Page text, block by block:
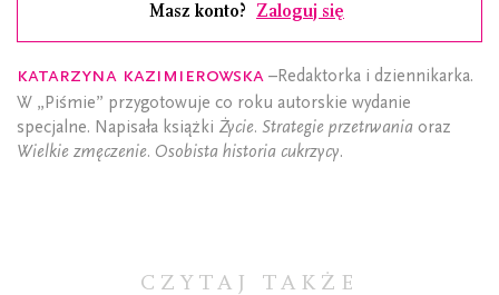
Masz konto? Zaloguj się
Katarzyna Kazimierowska –Redaktorka i dziennikarka.
W „Piśmie” przygotowuje co roku autorskie wydanie
specjalne. Napisała książki Życie. Strategie przetrwania oraz
Wielkie zmęczenie. Osobista historia cukrzycy.
CZYTAJ TAKŻE